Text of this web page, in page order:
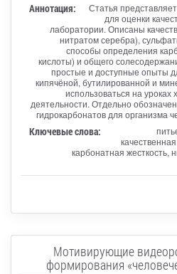
Аннотация:
Статья
для оценки
лаборатории. Описаны
нитратом серебра),
способы определения
кислоты) и общего
простые и доступные опыты
кипячёной, бутилированной и
использоваться на уроках
деятельности. Отдельно
гидрокарбонатов для организма
Ключевые слова:
карбонатная жесткость,
Мотивирующие
формирования